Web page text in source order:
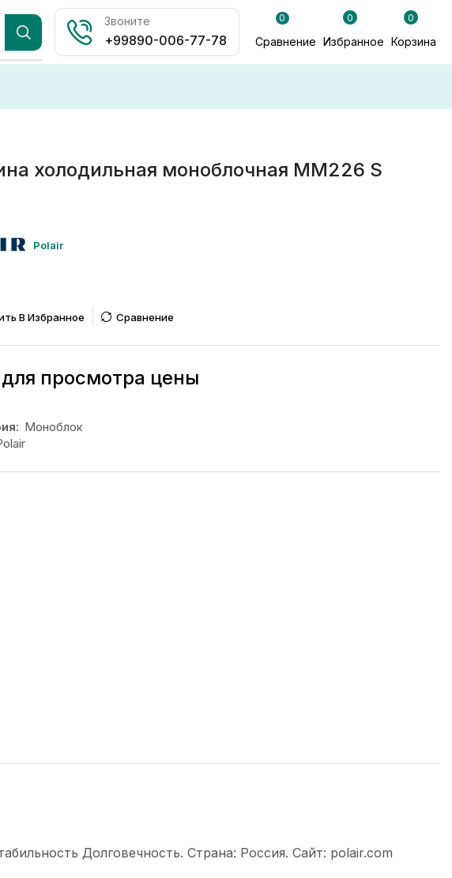
Звоните
+99890-006-77-78
0
Сравнение
0
Избранное
0
Корзина
холодильная моноблочная MM226 S
Polair
В Избранное Сравнение
просмотра цены
Моноблок
Долговечность. Страна: Россия. Сайт: polair.com